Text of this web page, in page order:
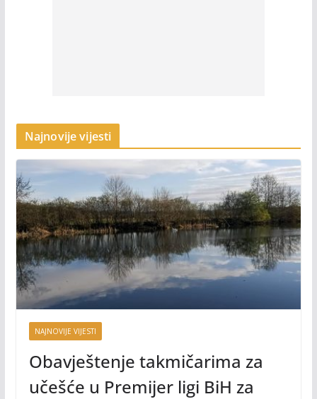
Najnovije vijesti
NAJNOVIJE VIJESTI
Obavještenje takmičarima za
učešće u Premijer ligi BiH za